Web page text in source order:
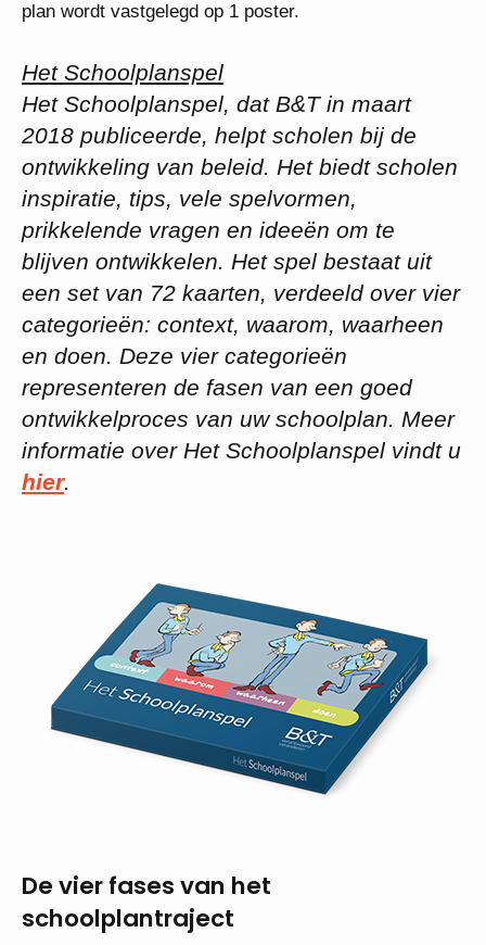
plan wordt vastgelegd op 1 poster.
Het Schoolplanspel
Het Schoolplanspel, dat B&T in maart
2018 publiceerde, helpt scholen bij de
ontwikkeling van beleid. Het biedt scholen
inspiratie, tips, vele spelvormen,
prikkelende vragen en ideeën om te
blijven ontwikkelen. Het spel bestaat uit
een set van 72 kaarten, verdeeld over vier
categorieën: context, waarom, waarheen
en doen. Deze vier categorieën
representeren de fasen van een goed
ontwikkelproces van uw schoolplan. Meer
informatie over Het Schoolplanspel vindt u
hier.
De vier fases van het
schoolplantraject